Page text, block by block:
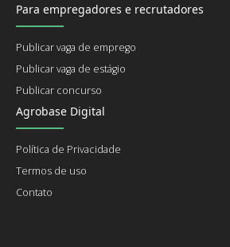
Para empregadores e recrutadores
Publicar vaga de emprego
Publicar vaga de estágio
Publicar concurso
Agrobase Digital
Política de Privacidade
Termos de uso
Contato